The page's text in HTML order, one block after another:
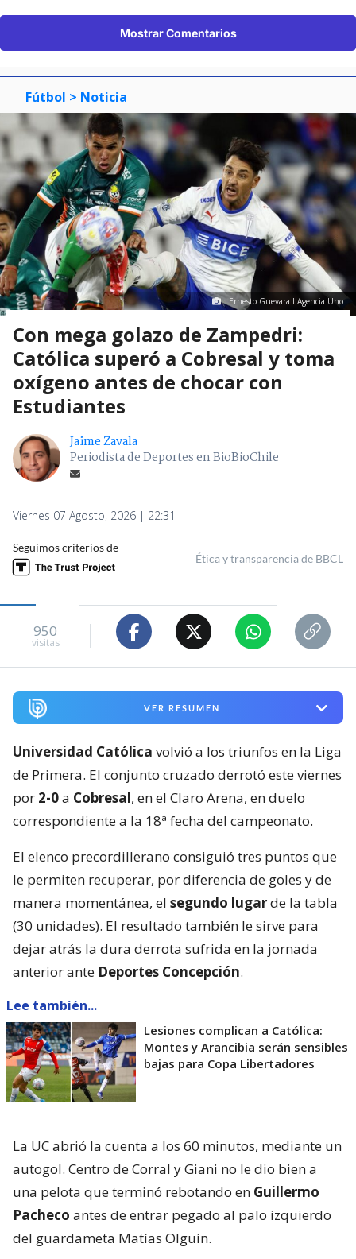
Mostrar Comentarios
Fútbol > Noticia
Ernesto Guevara I Agencia Uno
Con mega golazo de Zampedri:
Católica superó a Cobresal y toma
oxígeno antes de chocar con
Estudiantes
Jaime Zavala
Periodista de Deportes en BioBioChile
Viernes 07 Agosto, 2026 | 22:31
Seguimos criterios de
Ética y transparencia de BBCL
950
visitas
VER RESUMEN
Universidad Católica volvió a los triunfos en la Liga
de Primera. El conjunto cruzado derrotó este viernes
por 2-0a Cobresal, en el Claro Arena, en duelo
correspondiente a la 18ª fecha del campeonato.
El elenco precordillerano consiguió tres puntos que
le permiten recuperar, por diferencia de goles y de
manera momentánea, el segundo lugarde la tabla
(30 unidades). El resultado también le sirve para
dejar atrás la dura derrota sufrida en la jornada
anterior ante Deportes Concepción.
Lee también...
Lesiones complican a Católica:
Montes y Arancibia serán sensibles
bajas para Copa Libertadores
La UC abrió la cuenta a los 60 minutos, mediante un
autogol. Centro de Corral y Giani no le dio bien a
una pelota que terminó rebotando en Guillermo
Pacheco antes de entrar pegado al palo izquierdo
del guardameta Matías Olguín.